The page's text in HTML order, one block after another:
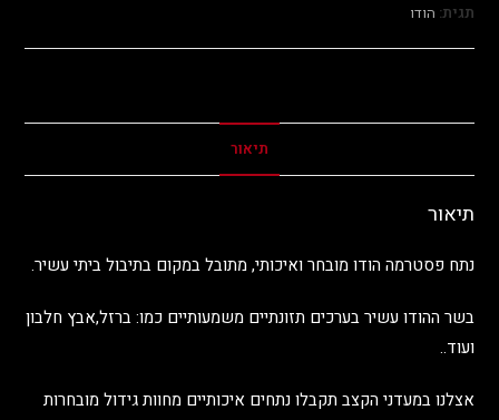
תגית: הודו
תיאור
תיאור
נתח פסטרמה הודו מובחר ואיכותי, מתובל במקום בתיבול ביתי עשיר.
בשר ההודו עשיר בערכים תזונתיים משמעותיים כמו: ברזל,אבץ חלבון
ועוד..
אצלנו במעדני הקצב תקבלו נתחים איכותיים מחוות גידול מובחרות